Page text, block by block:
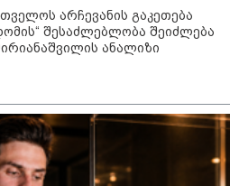
არჩევანის გაკეთება
შესაძლებლობა შეიძლება
ანალიზი